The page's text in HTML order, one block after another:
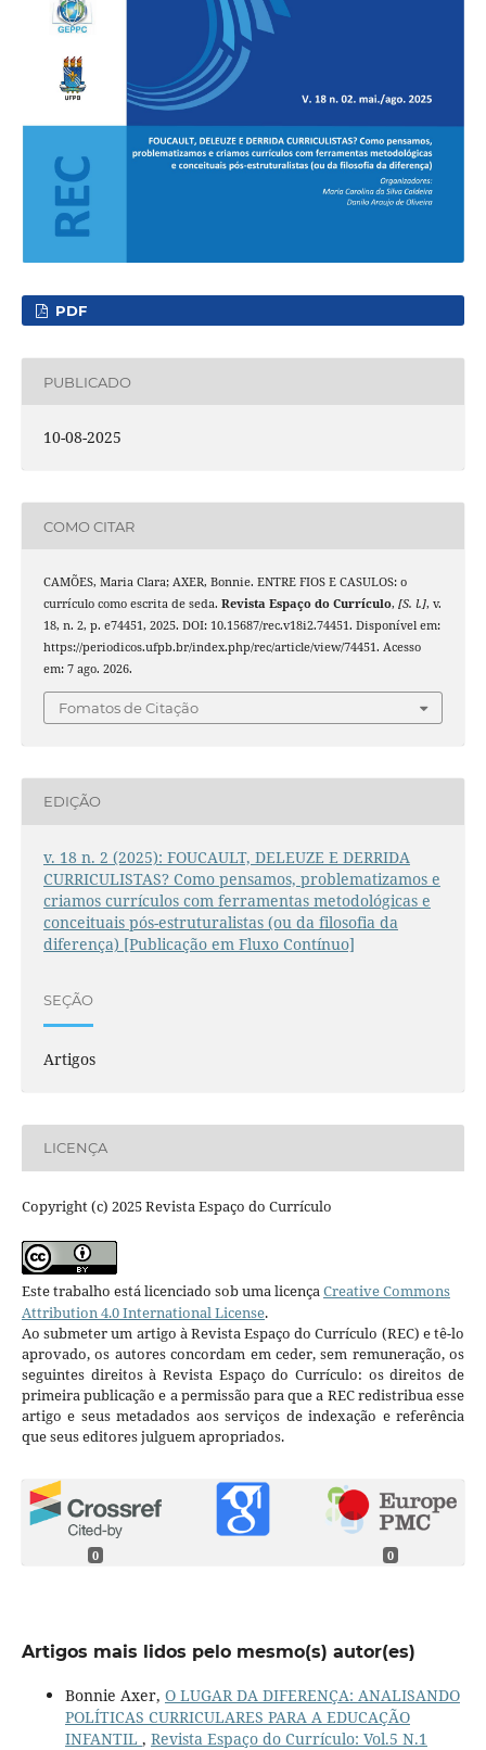
PDF
PUBLICADO
10-08-2025
COMO CITAR
CAMÕES, Maria Clara; AXER, Bonnie. ENTRE FIOS E CASULOS: o
currículo como escrita de seda. Revista Espaço do Currículo, [S. l.], v.
18, n. 2, p. e74451, 2025. DOI: 10.15687/rec.v18i2.74451. Disponível em:
https://periodicos.ufpb.br/index.php/rec/article/view/74451. Acesso
em: 7 ago. 2026.
Fomatos de Citação
EDIÇÃO
v. 18 n. 2 (2025): FOUCAULT, DELEUZE E DERRIDA
CURRICULISTAS? Como pensamos, problematizamos e
criamos currículos com ferramentas metodológicas e
conceituais pós-estruturalistas (ou da filosofia da
diferença) [Publicação em Fluxo Contínuo]
SEÇÃO
Artigos
LICENÇA
Copyright (c) 2025 Revista Espaço do Currículo
Este trabalho está licenciado sob uma licençaCreative Commons
Attribution 4.0 International License.
Ao submeter um artigo à Revista Espaço do Currículo (REC) e tê-lo
aprovado, os autores concordam em ceder, sem remuneração, os
seguintes direitos à Revista Espaço do Currículo: os direitos de
primeira publicação e a permissão para que a REC redistribua esse
artigo e seus metadados aos serviços de indexação e referência
que seus editores julguem apropriados.
0 0
Artigos mais lidos pelo mesmo(s) autor(es)
Bonnie Axer, O LUGAR DA DIFERENÇA: ANALISANDO
POLÍTICAS CURRICULARES PARA A EDUCAÇÃO
INFANTIL , Revista Espaço do Currículo: Vol.5 N.1